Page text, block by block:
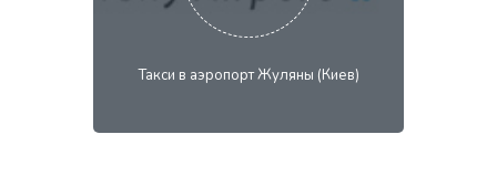
Такси в аэропорт Жуляны (Киев)